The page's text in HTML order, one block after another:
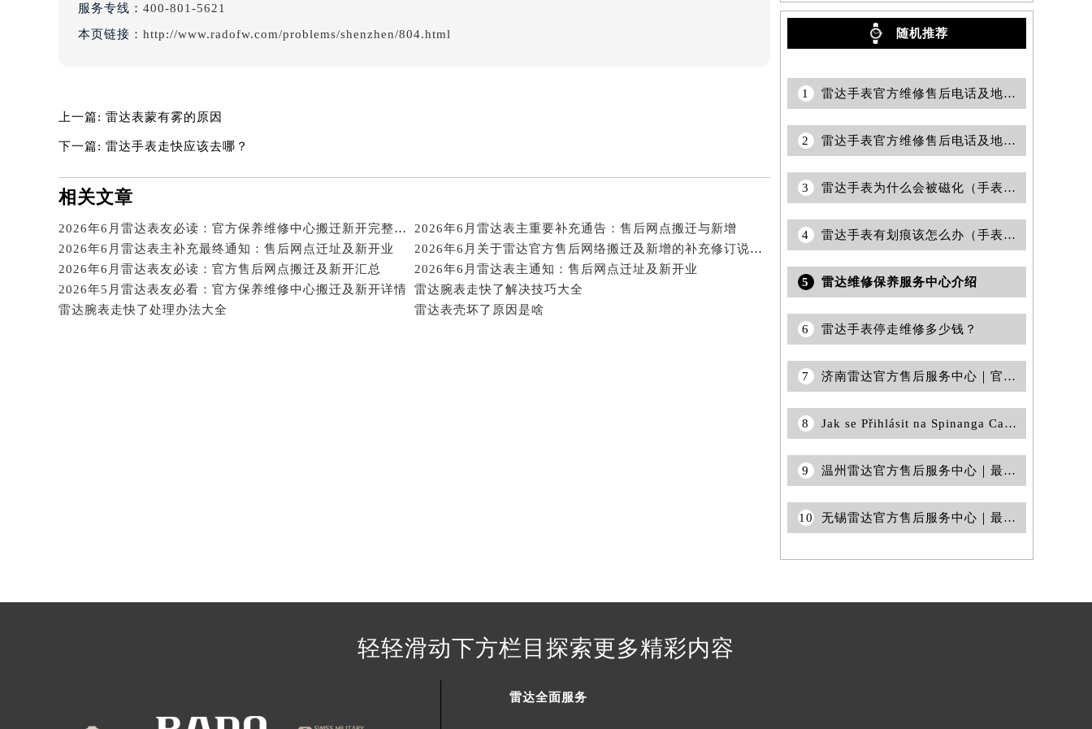
吉林省四平市铁东区紫气大路与南九经街交汇处雷达售后服务中心（需提前预约）
吉林省松原市宁江区五环大街雷达售后服务中心（需提前预约）
辽宁省本溪市平山区胜利路雷达售后服务中心（需提前预约）
辽宁省朝阳市双塔区新华路雷达售后服务中心（需提前预约）
辽宁省葫芦岛市连山区中央路雷达售后服务中心（需提前预约）
辽宁省锦州市古塔区中央大街雷达售后服务中心（需提前预约）
辽宁省辽阳市白塔区新运大街雷达售后服务中心（需提前预约）
辽宁省盘锦市兴隆台区石油大街雷达售后服务中心（需提前预约）
内蒙古自治区呼伦贝尔市海拉尔区中央街雷达售后服务中心（需提前预约）
内蒙古自治区乌海市海勃湾区人民南路雷达售后服务中心（需提前预约）
内蒙古自治区锡林郭勒盟市锡林浩特市光明街与额尔敦路交叉口雷达售后服务中心（需提前预约）
内蒙古自治区兴安盟市乌兰浩特市兴安大街雷达售后服务中心（需提前预约）
服务专线： 400-801-5621
本页链接： http://www.radofw.com/problems/shenzhen/804.html
上一篇: 雷达表蒙有雾的原因
下一篇: 雷达手表走快应该去哪？
相关文章
2026年6月雷达表友必读：官方保养维修中心搬迁新开完整名录
2026年6月雷达表主重要补充通告：售后网点搬迁与新增
2026年6月雷达表主补充最终通知：售后网点迁址及新开业
2026年6月关于雷达官方售后网络搬迁及新增的补充修订说明文件
2026年6月雷达表友必读：官方售后网点搬迁及新开汇总
2026年6月雷达表主通知：售后网点迁址及新开业
2026年5月雷达表友必看：官方保养维修中心搬迁及新开详情
雷达腕表走快了解决技巧大全
雷达腕表走快了处理办法大全
雷达表壳坏了原因是啥
随机推荐
1 雷达手表官方维修售后电话及地址怎么查询？
2 雷达手表官方维修售后电话及地址怎么获取？
3 雷达手表为什么会被磁化（手表磁化会有哪些影响）
4 雷达手表有划痕该怎么办（手表划痕抛光）
5 雷达维修保养服务中心介绍
6 雷达手表停走维修多少钱？
7 济南雷达官方售后服务中心｜官方热线与门店地址权威信息公告（2026年7月最新）
8 Jak se Přihlásit na Spinanga Casino: Průvodce pro Nové Hráče
9 温州雷达官方售后服务中心｜最新热线和全部维修地址权威信息公告（2026年7月最新）
10 无锡雷达官方售后服务中心｜最新电话和维修门店地址权威信息公告（2026年7月最新）
轻轻滑动下方栏目探索更多精彩内容
雷达全面服务